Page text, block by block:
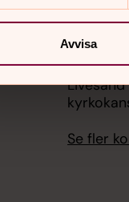
Avvisa
1
Se fler